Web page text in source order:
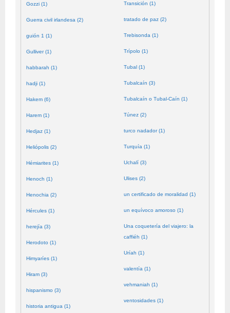
Gozzi (1)
Guerra civil irlandesa (2)
guión 1 (1)
Gulliver (1)
habbarah (1)
hadji (1)
Hakem (6)
Harem (1)
Hedjaz (1)
Heliópolis (2)
Hémiarites (1)
Henoch (1)
Henochia (2)
Hércules (1)
herejía (3)
Herodoto (1)
Himyaríes (1)
Hiram (3)
hispanismo (3)
historia antigua (1)
Transición (1)
tratado de paz (2)
Trebisonda (1)
Trípolo (1)
Tubal (1)
Tubalcaín (3)
Tubalcaín o Tubal-Caín (1)
Túnez (2)
turco nadador (1)
Turquía (1)
Uchalí (3)
Ulises (2)
un certificado de moralidad (1)
un equívoco amoroso (1)
Una coquetería del viajero: la
caffiéh (1)
Uríah (1)
valentía (1)
vehmaniah (1)
ventosidades (1)